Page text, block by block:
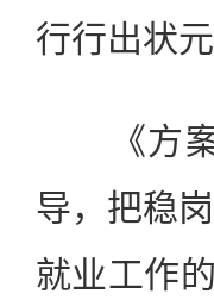
行行出状
《方案
导，把稳
就业工作